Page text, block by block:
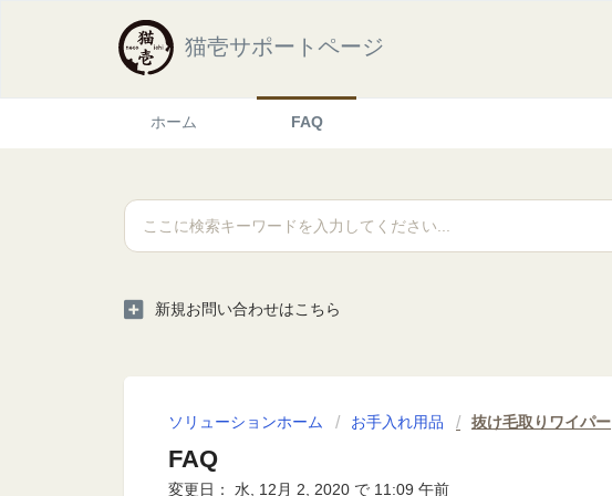
猫壱サポートページ
ホーム FAQ
新規お問い合わせはこちら
ソリューションホーム お手入れ用品 抜け毛取りワイパー
FAQ
変更日： 水, 12月 2, 2020 で 11:09 午前